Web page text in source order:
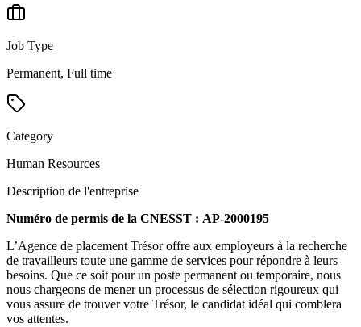
Job Type
Permanent, Full time
Category
Human Resources
Description de l'entreprise
Numéro de permis de la CNESST : AP-2000195
L’Agence de placement Trésor offre aux employeurs à la recherche
de travailleurs toute une gamme de services pour répondre à leurs
besoins. Que ce soit pour un poste permanent ou temporaire, nous
nous chargeons de mener un processus de sélection rigoureux qui
vous assure de trouver votre Trésor, le candidat idéal qui comblera
vos attentes.